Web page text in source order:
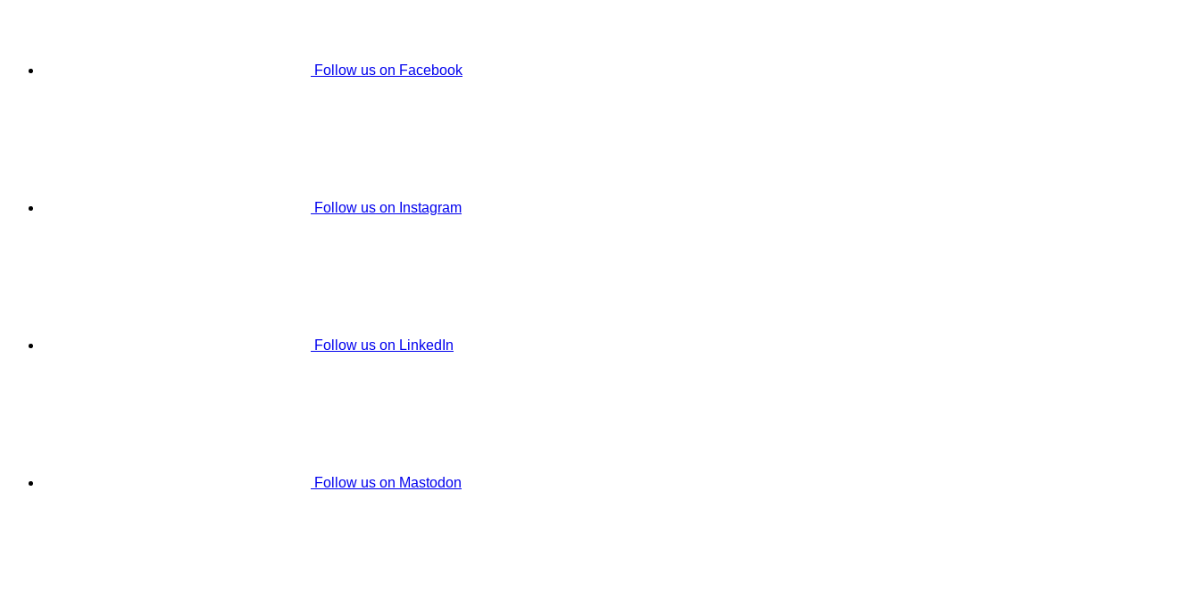
Follow us on Facebook
Follow us on Instagram
Follow us on LinkedIn
Follow us on Mastodon